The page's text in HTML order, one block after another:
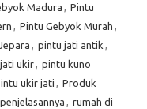
Madura , Pintu
, Pintu Gebyok Murah ,
, pintu jati antik ,
ukir, pintu kuno
ukir jati , Produk
, rumah di